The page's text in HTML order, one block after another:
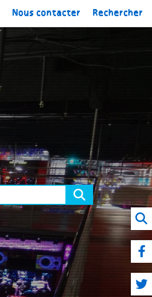
Nous contacter Rechercher